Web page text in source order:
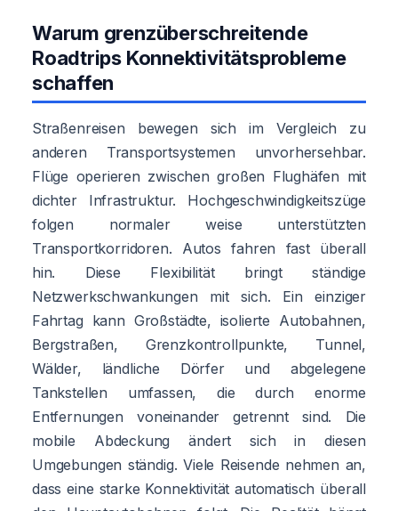
Warum grenzüberschreitende
Roadtrips Konnektivitätsprobleme
schaffen
Straßenreisen bewegen sich im Vergleich zu
anderen Transportsystemen unvorhersehbar.
Flüge operieren zwischen großen Flughäfen mit
dichter Infrastruktur. Hochgeschwindigkeitszüge
folgen normaler weise unterstützten
Transportkorridoren. Autos fahren fast überall
hin. Diese Flexibilität bringt ständige
Netzwerkschwankungen mit sich. Ein einziger
Fahrtag kann Großstädte, isolierte Autobahnen,
Bergstraßen, Grenzkontrollpunkte, Tunnel,
Wälder, ländliche Dörfer und abgelegene
Tankstellen umfassen, die durch enorme
Entfernungen voneinander getrennt sind. Die
mobile Abdeckung ändert sich in diesen
Umgebungen ständig. Viele Reisende nehmen an,
dass eine starke Konnektivität automatisch überall